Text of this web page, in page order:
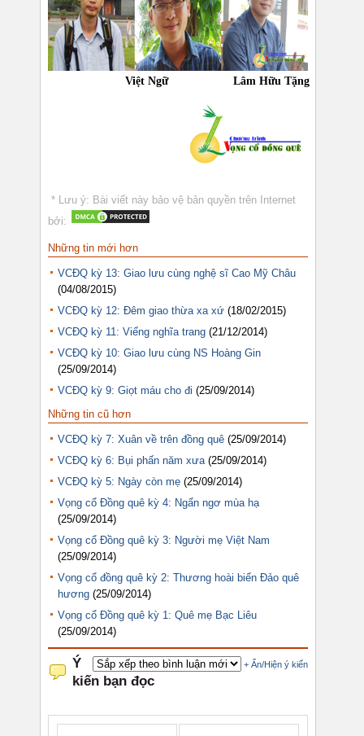
Việt Ngữ Lâm Hữu Tặng
* Lưu ý: Bài viết này bảo vệ bản quyền trên Internet
bởi:
Những tin mới hơn
VCĐQ kỳ 13: Giao lưu cùng nghệ sĩ Cao Mỹ Châu
(04/08/2015)
VCĐQ kỳ 12: Đêm giao thừa xa xứ (18/02/2015)
VCĐQ kỳ 11: Viếng nghĩa trang (21/12/2014)
VCĐQ kỳ 10: Giao lưu cùng NS Hoàng Gin
(25/09/2014)
VCĐQ kỳ 9: Giọt máu cho đi (25/09/2014)
Những tin cũ hơn
VCĐQ kỳ 7: Xuân về trên đồng quê (25/09/2014)
VCĐQ kỳ 6: Bụi phấn năm xưa (25/09/2014)
VCĐQ kỳ 5: Ngày còn mẹ (25/09/2014)
Vọng cổ Đồng quê kỳ 4: Ngẩn ngơ mùa hạ
(25/09/2014)
Vọng cổ Đồng quê kỳ 3: Người mẹ Việt Nam
(25/09/2014)
Vọng cổ đồng quê kỳ 2: Thương hoài biển Đảo quê
hương (25/09/2014)
Vọng cổ Đồng quê kỳ 1: Quê mẹ Bạc Liêu
(25/09/2014)